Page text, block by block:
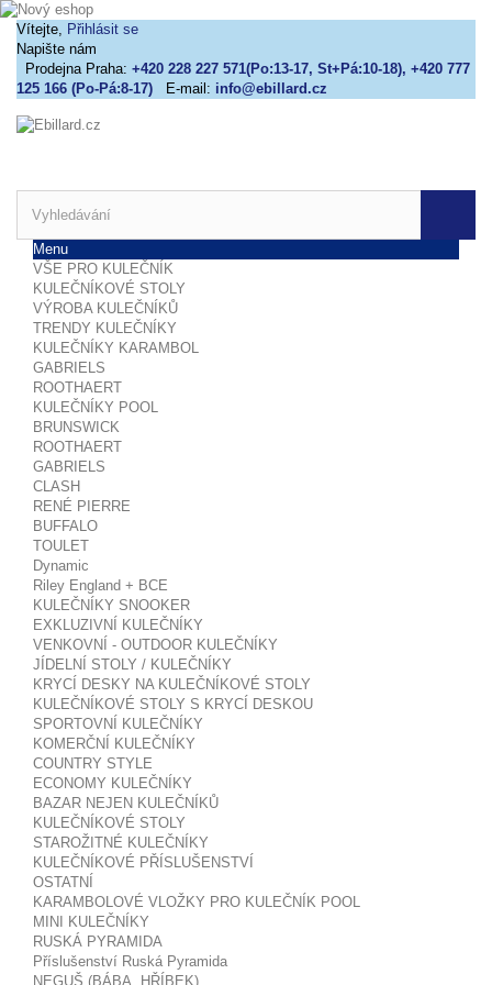
Vítejte, Přihlásit se
Napište nám
Prodejna Praha: +420 228 227 571(Po:13-17, St+Pá:10-18), +420 777
125 166 (Po-Pá:8-17)
E-mail: info@ebillard.cz
Menu
VŠE PRO KULEČNÍK
KULEČNÍKOVÉ STOLY
VÝROBA KULEČNÍKŮ
TRENDY KULEČNÍKY
KULEČNÍKY KARAMBOL
GABRIELS
ROOTHAERT
KULEČNÍKY POOL
BRUNSWICK
ROOTHAERT
GABRIELS
CLASH
RENÉ PIERRE
BUFFALO
TOULET
Dynamic
Riley England + BCE
KULEČNÍKY SNOOKER
EXKLUZIVNÍ KULEČNÍKY
VENKOVNÍ - OUTDOOR KULEČNÍKY
JÍDELNÍ STOLY / KULEČNÍKY
KRYCÍ DESKY NA KULEČNÍKOVÉ STOLY
KULEČNÍKOVÉ STOLY S KRYCÍ DESKOU
SPORTOVNÍ KULEČNÍKY
KOMERČNÍ KULEČNÍKY
COUNTRY STYLE
ECONOMY KULEČNÍKY
BAZAR NEJEN KULEČNÍKŮ
KULEČNÍKOVÉ STOLY
STAROŽITNÉ KULEČNÍKY
KULEČNÍKOVÉ PŘÍSLUŠENSTVÍ
OSTATNÍ
KARAMBOLOVÉ VLOŽKY PRO KULEČNÍK POOL
MINI KULEČNÍKY
RUSKÁ PYRAMIDA
Příslušenství Ruská Pyramida
NEGUŠ (BÁBA, HŘÍBEK)
Tento web používá k poskytování služeb,
personalizaci reklam a analýze návštěvnosti